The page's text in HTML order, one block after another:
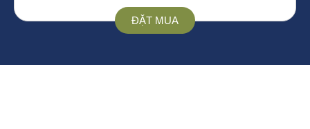
ĐẶT MUA